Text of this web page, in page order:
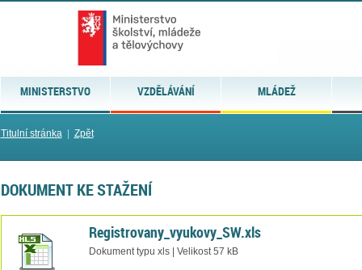
MINISTERSTVO VZDĚLÁVÁNÍ MLÁDEŽ
Titulní stránka| Zpět
DOKUMENT KE STAŽENÍ
Registrovany_vyukovy_SW.xls
Dokument typu xls | Velikost 57 kB